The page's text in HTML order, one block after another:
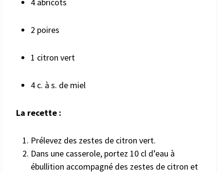
2 poires
1 citron vert
4 c. à s. de miel
La recette :
Prélevez des zestes de citron vert.
Dans une casserole, portez 10 cl d’eau à
ébullition accompagné des zestes de citron et